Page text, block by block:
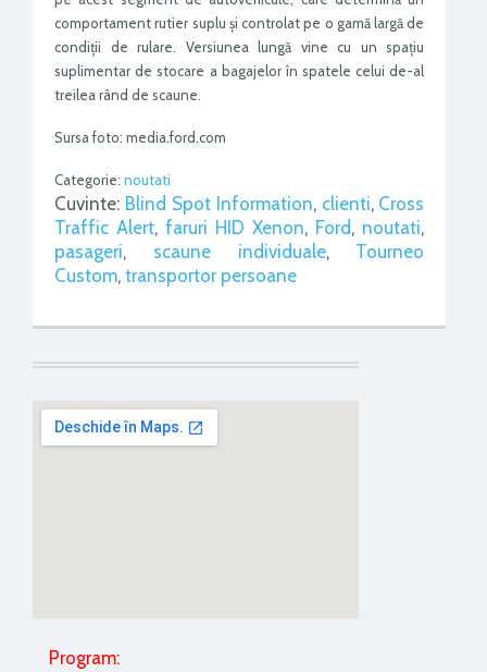
comportament rutier suplu și controlat pe o gamă largă de
condiții de rulare. Versiunea lungă vine cu un spațiu
suplimentar de stocare a bagajelor în spatele celui de-al
treilea rând de scaune.
Sursa foto: media.ford.com
Categorie: noutati
Cuvinte: Blind Spot Information, clienti, Cross
Traffic Alert,faruri HID Xenon, Ford, noutati,
pasageri, scaune individuale, Tourneo
Custom, transportor persoane
Program: